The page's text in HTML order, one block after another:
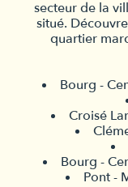
secteur de la
situé.
quartier
Bourg -
Croisé
Bourg -
Pont -